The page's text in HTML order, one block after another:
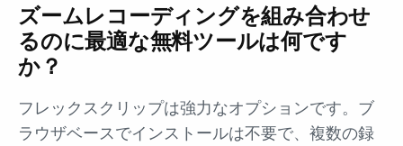
ズームレコーディングを組み合わせ
るのに最適な無料ツールは何です
か？
フレックスクリップは強力なオプションです。ブ
ラウザベースでインストールは不要で、複数の録